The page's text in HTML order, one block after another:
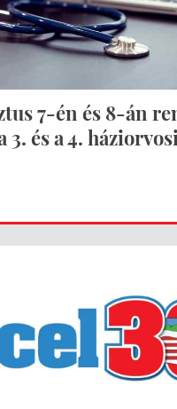
7-én és 8-án
3. és a 4.